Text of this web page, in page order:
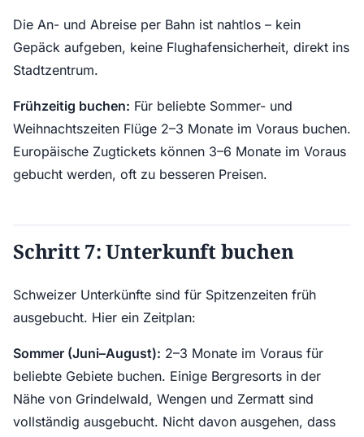
Die An- und Abreise per Bahn ist nahtlos – kein
Gepäck aufgeben, keine Flughafensicherheit, direkt ins
Stadtzentrum.
Frühzeitig buchen: Für beliebte Sommer- und
Weihnachtszeiten Flüge 2–3 Monate im Voraus buchen.
Europäische Zugtickets können 3–6 Monate im Voraus
gebucht werden, oft zu besseren Preisen.
Schritt 7: Unterkunft buchen
Schweizer Unterkünfte sind für Spitzenzeiten früh
ausgebucht. Hier ein Zeitplan:
Sommer (Juni–August): 2–3 Monate im Voraus für
beliebte Gebiete buchen. Einige Bergresorts in der
Nähe von Grindelwald, Wengen und Zermatt sind
vollständig ausgebucht. Nicht davon ausgehen, dass